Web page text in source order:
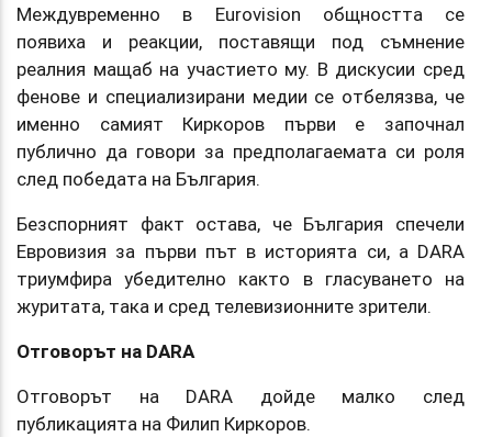
Междувременно в Eurovision общността се
появиха и реакции, поставящи под съмнение
реалния мащаб на участието му. В дискусии сред
фенове и специализирани медии се отбелязва, че
именно самият Киркоров първи е започнал
публично да говори за предполагаемата си роля
след победата на България.
Безспорният факт остава, че България спечели
Евровизия за първи път в историята си, а DARA
триумфира убедително както в гласуването на
журитата, така и сред телевизионните зрители.
Отговорът на DARA
Отговорът на DARA дойде малко след
публикацията на Филип Киркоров.